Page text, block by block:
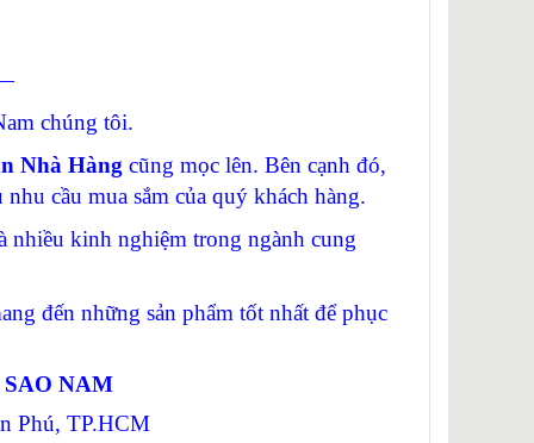
chúng tôi.
Nhà Hàng cũng mọc lên. Bên cạnh đó,
cầu mua sắm của quý khách hàng.
nhiều kinh nghiệm trong ngành cung
đến những sản phẩm tốt nhất để phục
NAM
Phú, TP.HCM